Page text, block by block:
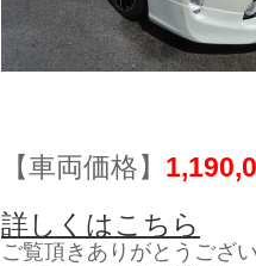
【車両価格】
詳しくはこちら
ご覧頂きありがとうござ